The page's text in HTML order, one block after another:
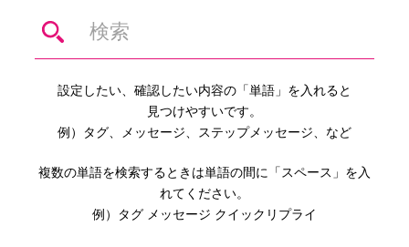
設定したい、確認したい内容の「単語」を入れると
見つけやすいです。
例）タグ、メッセージ、ステップメッセージ、など
複数の単語を検索するときは単語の間に「スペース」を入
れてください。
例）タグ メッセージ クイックリプライ